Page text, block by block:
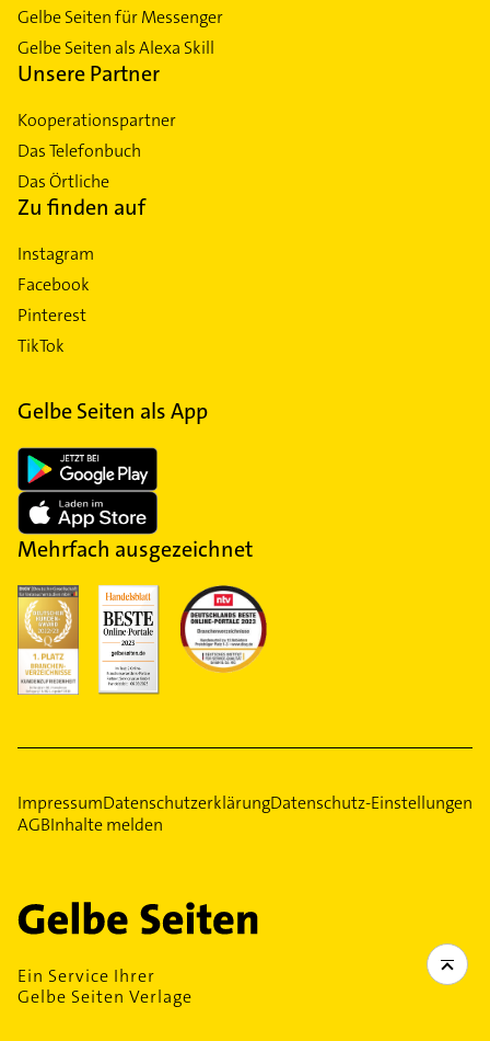
Gelbe Seiten für Messenger
Gelbe Seiten als Alexa Skill
Unsere Partner
Kooperationspartner
Das Telefonbuch
Das Örtliche
Zu finden auf
Instagram
Facebook
Pinterest
TikTok
Gelbe Seiten als App
Mehrfach ausgezeichnet
ImpressumDatenschutzerklärungDatenschutz-Einstellungen
AGBInhalte melden
Ein Service Ihrer
Gelbe Seiten Verlage